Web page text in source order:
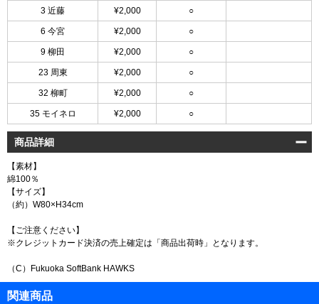
3 近藤 ¥2,000 ○
6 今宮 ¥2,000 ○
9 柳田 ¥2,000 ○
23 周東 ¥2,000 ○
32 柳町 ¥2,000 ○
35 モイネロ ¥2,000 ○
商品詳細
【素材】
綿100％
【サイズ】
（約）W80×H34cm
【ご注意ください】
※クレジットカード決済の売上確定は「商品出荷時」となります。
（C）Fukuoka SoftBank HAWKS
関連商品